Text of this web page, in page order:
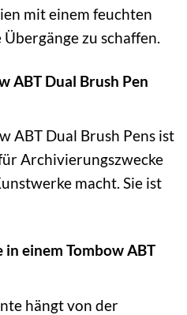
mit einem feuchten
zu schaffen.
ABT Dual Brush Pen
ABT Dual Brush Pens ist
Archivierungszwecke
macht. Sie ist
einem Tombow ABT
hängt von der